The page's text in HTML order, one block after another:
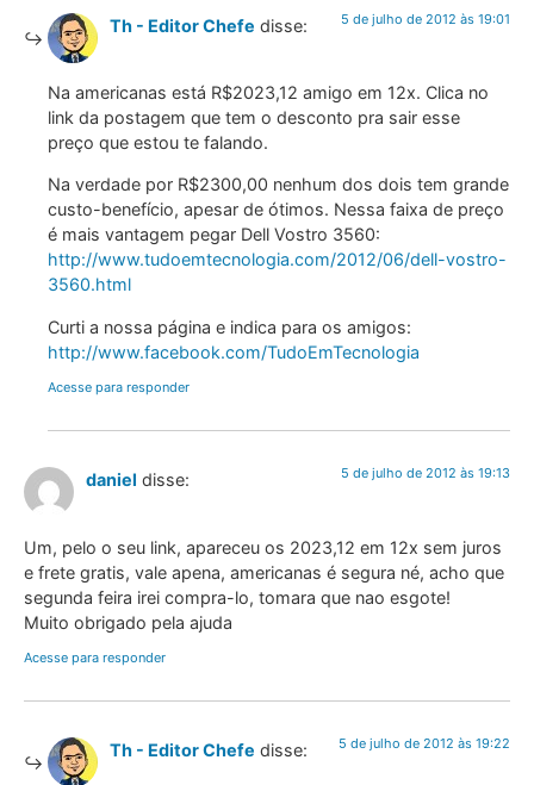
Th - Editor Chefe disse: 5 de julho de 2012 às 19:01
Na americanas está R$2023,12 amigo em 12x. Clica no
link da postagem que tem o desconto pra sair esse
preço que estou te falando.
Na verdade por R$2300,00 nenhum dos dois tem grande
custo-benefício, apesar de ótimos. Nessa faixa de preço
é mais vantagem pegar Dell Vostro 3560:
http://www.tudoemtecnologia.com/2012/06/dell-vostro-
3560.html
Curti a nossa página e indica para os amigos:
http://www.facebook.com/TudoEmTecnologia
Acesse para responder
daniel disse: 5 de julho de 2012 às 19:13
Um, pelo o seu link, apareceu os 2023,12 em 12x sem juros
e frete gratis, vale apena, americanas é segura né, acho que
segunda feira irei compra-lo, tomara que nao esgote!
Muito obrigado pela ajuda
Acesse para responder
Th - Editor Chefe disse: 5 de julho de 2012 às 19:22